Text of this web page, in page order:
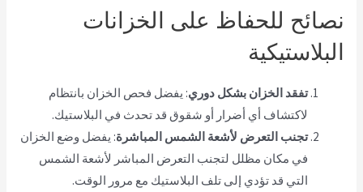
نصائح للحفاظ على الخزانات
البلاستيكية
تفقد الخزان بشكل دوري: يفضل فحص الخزان بانتظام
لاكتشاف أي أضرار أو شقوق قد تحدث في البلاستيك.
تجنب التعرض لأشعة الشمس المباشرة: يفضل وضع الخزان
في مكان مظلل لتجنب التعرض المباشر لأشعة الشمس
التي قد تؤدي إلى تلف البلاستيك مع مرور الوقت.